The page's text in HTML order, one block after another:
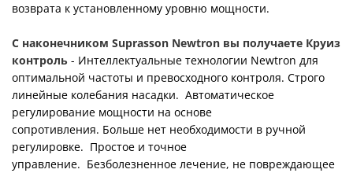
возврата к установленному уровню мощности.
С наконечником Suprasson Newtron вы получаете Круиз
контроль - Интеллектуальные технологии Newtron для
оптимальной частоты и превосходного контроля. Строго
линейные колебания насадки. Автоматическое
регулирование мощности на основе
сопротивления. Больше нет необходимости в ручной
регулировке. Простое и точное
управление. Безболезненное лечение, не повреждающее